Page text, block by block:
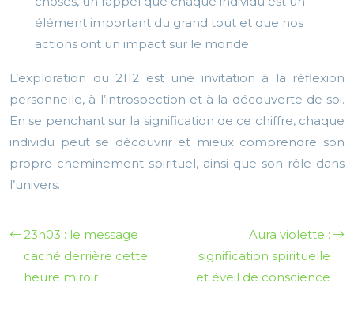
élément important du grand tout et que nos
actions ont un impact sur le monde.
L’exploration du 2112 est une invitation à la réflexion
personnelle, à l’introspection et à la découverte de soi.
En se penchant sur la signification de ce chiffre, chaque
individu peut se découvrir et mieux comprendre son
propre cheminement spirituel, ainsi que son rôle dans
l’univers.
23h03 : le message
caché derrière cette
heure miroir
Aura violette :
signification spirituelle
et éveil de conscience